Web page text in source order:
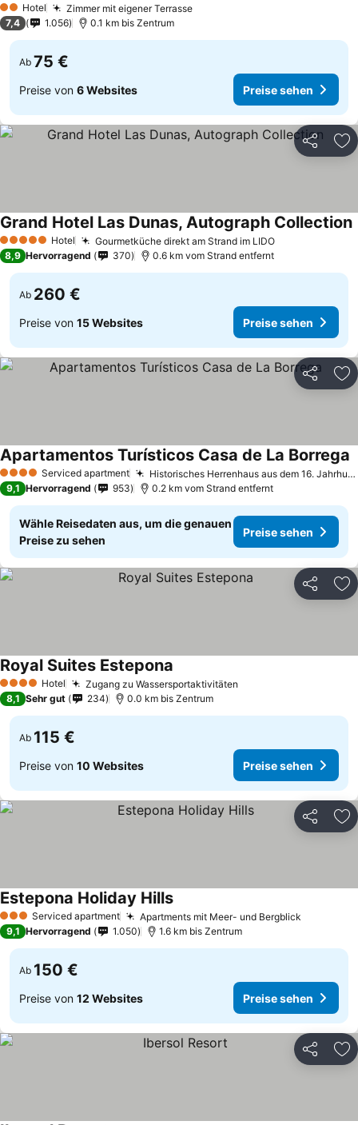
2 Sterne
Hotel Zimmer mit eigener Terrasse
7,4 1.056 0.1 km bis Zentrum
Ab 75 €
Preise von 6 Websites Preise sehen
Teilen
5 Sterne Hotel Gourmetküche direkt am Strand im LIDO
Grand Hotel Las Dunas, Autograph Collection
8,9 Hervorragend 370 0.6 km vom Strand entfernt
Ab 260 €
Preise von 15 Websites Preise sehen
Teilen
4 Sterne Serviced apartment Historisches Herrenhaus aus dem 16. Jahrhundert
Apartamentos Turísticos Casa de La Borrega
9,1 Hervorragend 953 0.2 km vom Strand entfernt
Wähle Reisedaten aus, um die genauen
Preise zu sehen
Preise sehen
Teilen
4 Sterne Hotel Zugang zu Wassersportaktivitäten
Royal Suites Estepona
8,1 Sehr gut 234 0.0 km bis Zentrum
Ab 115 €
Preise von 10 Websites Preise sehen
Teilen
3 SterneServiced apartment Apartments mit Meer- und Bergblick
Estepona Holiday Hills
9,1 Hervorragend 1.050 1.6 km bis Zentrum
Ab 150 €
Preise von 12 Websites Preise sehen
Teilen